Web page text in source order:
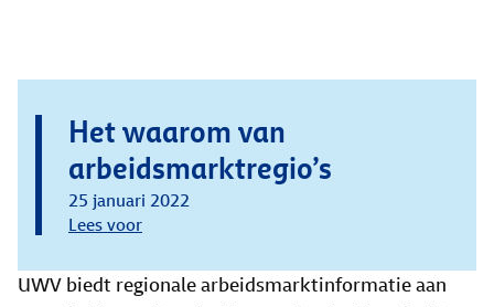
Het waarom van
arbeidsmarktregio’s
25 januari 2022
Lees voor
UWV biedt regionale arbeidsmarktinformatie aan